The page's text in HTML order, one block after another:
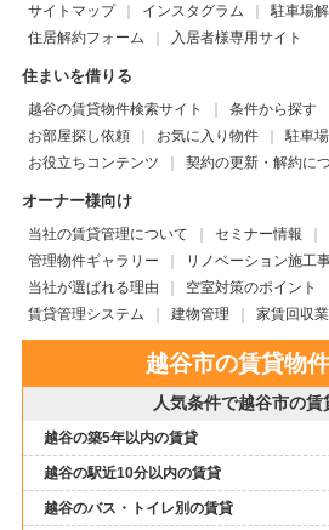
サイトマップ
インスタグラム
駐車場
住居解約フォーム
入居者様専用サイト
住まいを借りる
越谷の賃貸物件検索サイト 条件から探す
お部屋探し依頼
お気に入り物件
駐車
お役立ちコンテンツ
契約の更新・解約に
オーナー様向け
当社の賃貸管理について セミナー情報
管理物件ギャラリー
リノベーション施工
当社が選ばれる理由
空室対策のポイント
賃貸管理システム
建物管理 家賃回収
越谷市の賃貸物
人気条件で越谷市の賃
越谷の築5年以内の賃貸
越谷の駅近10分以内の賃貸
越谷のバス・トイレ別の賃貸